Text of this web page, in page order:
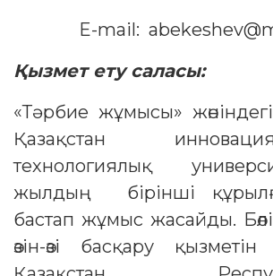
E-mail:
Қызмет ету саласы:
«Тәрбие жұмысы»
Қазақстан
технологиялық
жылдың бірінші
бастап жұмыс жасайды.
өзін-өзі басқару қызметін